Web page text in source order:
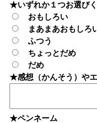
★いずれか１つお選びく
おもしろい
まあまあおもしろ
ふつう
ちょっとだめ
だめ
★感想（かんそう）やエ
★ペンネーム